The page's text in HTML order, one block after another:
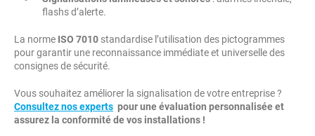
flashs d’alerte.
La norme ISO 7010 standardise l’utilisation des pictogrammes
pour garantir une reconnaissance immédiate et universelle des
consignes de sécurité.
Vous souhaitez améliorer la signalisation de votre entreprise ?
Consultez nos experts pour une évaluation personnalisée et
assurez la conformité de vos installations !